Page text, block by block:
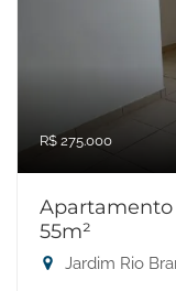
R$ 275.000
Apartamento
55m²
Jardim Rio